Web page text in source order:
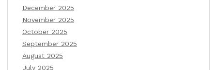
December 2025
November 2025
October 2025
September 2025
August 2025
July 2025